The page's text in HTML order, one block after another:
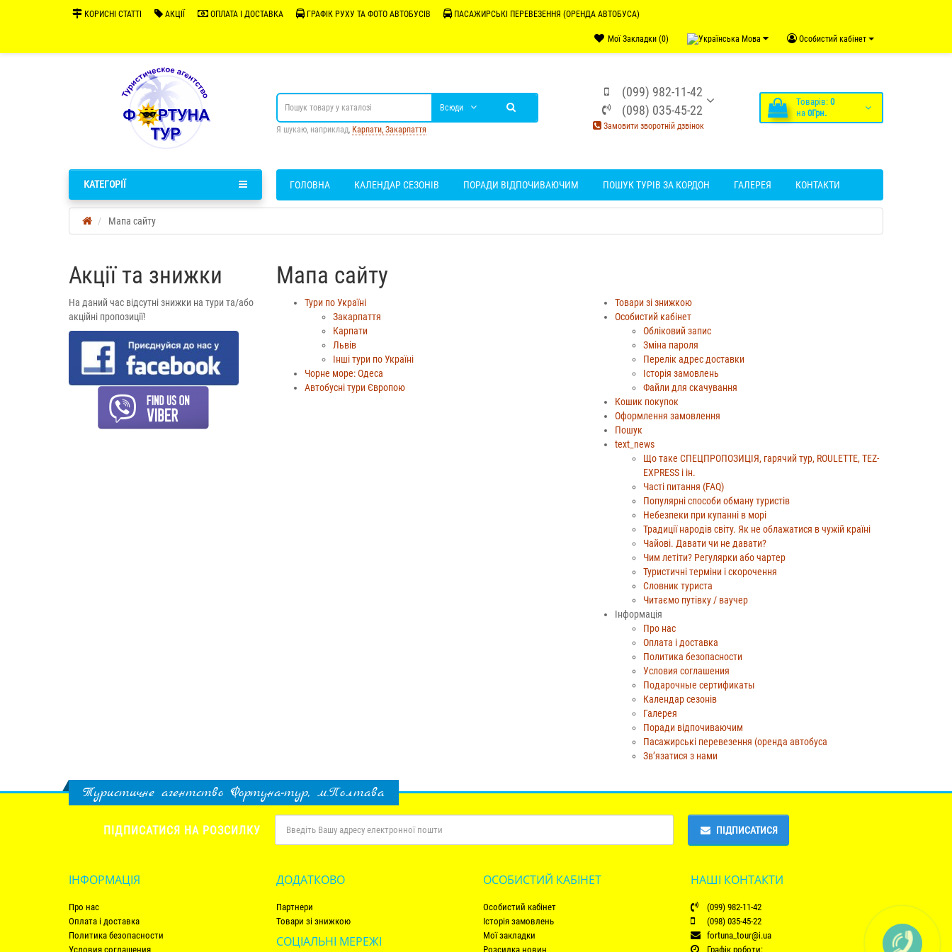
КОРИСНІ СТАТТІ АКЦІЇ ОПЛАТА І ДОСТАВКА ГРАФІК РУХУ ТА ФОТО АВТОБУСІВ ПАСАЖИРСЬКІ ПЕРЕВЕЗЕННЯ (ОРЕНДА АВТОБУСА)
Особистий кабінет
Мова
Мої Закладки (0)
(099) 982-11-42
(098) 035-45-22
Замовити зворотній дзвінок
Товарів: 0
на 0Грн.
Всюди
Я шукаю, наприклад, Карпати, Закарпаття
ГОЛОВНА КАЛЕНДАР СЕЗОНІВ ПОРАДИ ВІДПОЧИВАЮЧИМ ПОШУК ТУРІВ ЗА КОРДОН ГАЛЕРЕЯ КОНТАКТИ
КАТЕГОРІЇ
Мапа сайту
Акції та знижки
На даний час відсутні знижки на тури та/або
акційні пропозиції!
Мапа сайту
Тури по Україні
Закарпаття
Карпати
Львів
Інші тури по Україні
Чорне море: Одеса
Автобусні тури Європою
Товари зі знижкою
Особистий кабінет
Обліковий запис
Зміна пароля
Перелік адрес доставки
Історія замовлень
Файли для скачування
Кошик покупок
Оформлення замовлення
Пошук
text_news
Що таке СПЕЦПРОПОЗИЦIЯ, гарячий тур, ROULETTE, TEZ-
EXPRESS і ін.
Часті питання (FAQ)
Популярні способи обману туристів
Небезпеки при купанні в морі
Традиції народів світу. Як не облажатися в чужій країні
Чайові. Давати чи не давати?
Чим летіти? Регулярки або чартер
Туристичні терміни і скорочення
Словник туриста
Читаємо путівку / ваучер
Інформація
Про нас
Оплата і доставка
Политика безопасности
Условия соглашения
Подарочные сертификаты
Календар сезонів
Галерея
Поради відпочиваючим
Пасажирські перевезення (оренда автобуса
Зв’язатися з нами
Туристичне агентство Фортуна-тур, м.Полтава
ПІДПИСАТИСЯ НА РОЗСИЛКУ ПІДПИСАТИСЯ
ІНФОРМАЦІЯ
Про нас
Оплата і доставка
Политика безопасности
Условия соглашения
ДОДАТКОВО
Партнери
Товари зі знижкою
СОЦІАЛЬНІ МЕРЕЖІ
ОСОБИСТИЙ КАБІНЕТ
Особистий кабінет
Історія замовлень
Мої закладки
Розсилка новин
НАШІ КОНТАКТИ
(099) 982-11-42
(098) 035-45-22
fortuna_tour@i.ua
Графік роботи: